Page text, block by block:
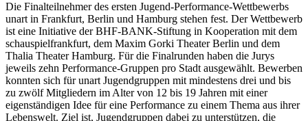
Die Finalteilnehmer des ersten Jugend-Performance-Wettbewerbs
unart in Frankfurt, Berlin und Hamburg stehen fest. Der Wettbewerb
ist eine Initiative der BHF-BANK-Stiftung in Kooperation mit dem
schauspielfrankfurt, dem Maxim Gorki Theater Berlin und dem
Thalia Theater Hamburg. Für die Finalrunden haben die Jurys
jeweils zehn Performance-Gruppen pro Stadt ausgewählt. Bewerben
konnten sich für unart Jugendgruppen mit mindestens drei und bis
zu zwölf Mitgliedern im Alter von 12 bis 19 Jahren mit einer
eigenständigen Idee für eine Performance zu einem Thema aus ihrer
Lebenswelt. Ziel ist, Jugendgruppen dabei zu unterstützen, die